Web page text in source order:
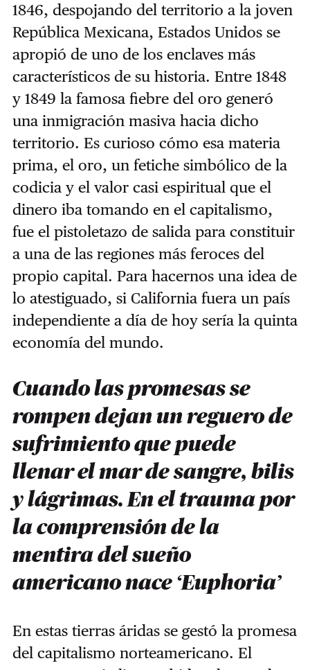
1846, despojando del territorio a la joven
República Mexicana, Estados Unidos se
apropió de uno de los enclaves más
característicos de su historia. Entre 1848
y 1849 la famosa fiebre del oro generó
una inmigración masiva hacia dicho
territorio. Es curioso cómo esa materia
prima, el oro, un fetiche simbólico de la
codicia y el valor casi espiritual que el
dinero iba tomando en el capitalismo,
fue el pistoletazo de salida para constituir
a una de las regiones más feroces del
propio capital. Para hacernos una idea de
lo atestiguado, si California fuera un país
independiente a día de hoy sería la quinta
economía del mundo.
Cuando las promesas se
rompen dejan un reguero de
sufrimiento que puede
llenar el mar de sangre, bilis
y lágrimas. En el trauma por
la comprensión de la
mentira del sueño
americano nace ‘Euphoria’
En estas tierras áridas se gestó la promesa
del capitalismo norteamericano. El